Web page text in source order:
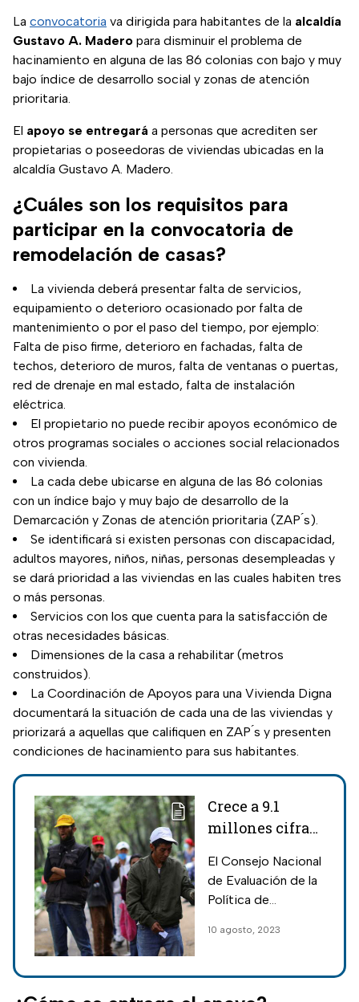
La convocatoria va dirigida para habitantes de la alcaldía
Gustavo A. Madero para disminuir el problema de
hacinamiento en alguna de las 86 colonias con bajo y muy
bajo índice de desarrollo social y zonas de atención
prioritaria.
El apoyo se entregará a personas que acrediten ser
propietarias o poseedoras de viviendas ubicadas en la
alcaldía Gustavo A. Madero.
¿Cuáles son los requisitos para
participar en la convocatoria de
remodelación de casas?
La vivienda deberá presentar falta de servicios,
equipamiento o deterioro ocasionado por falta de
mantenimiento o por el paso del tiempo, por ejemplo:
Falta de piso firme, deterioro en fachadas, falta de
techos, deterioro de muros, falta de ventanas o puertas,
red de drenaje en mal estado, falta de instalación
eléctrica.
El propietario no puede recibir apoyos económico de
otros programas sociales o acciones social relacionados
con vivienda.
La cada debe ubicarse en alguna de las 86 colonias
con un índice bajo y muy bajo de desarrollo de la
Demarcación y Zonas de atención prioritaria (ZAP ́s).
Se identificará si existen personas con discapacidad,
adultos mayores, niños, niñas, personas desempleadas y
se dará prioridad a las viviendas en las cuales habiten tres
o más personas.
Servicios con los que cuenta para la satisfacción de
otras necesidades básicas.
Dimensiones de la casa a rehabilitar (metros
construidos).
La Coordinación de Apoyos para una Vivienda Digna
documentará la situación de cada una de las viviendas y
priorizará a aquellas que califiquen en ZAP ́s y presenten
condiciones de hacinamiento para sus habitantes.
Crece a 9.1
millones cifra
pobreza
extrema en
Coneval
El Consejo Nacional
de Evaluación de la
Política de
(Coneval) informó
número de personas
en pobreza extrema
10 agosto, 2023